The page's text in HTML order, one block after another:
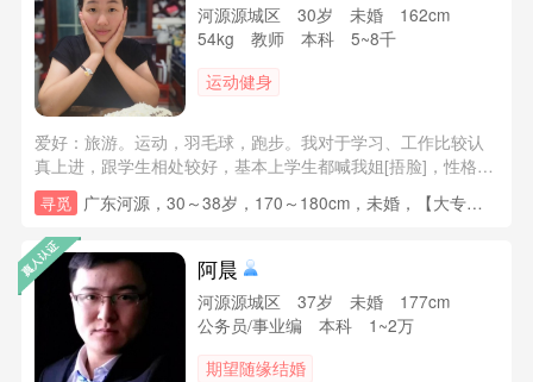
河源源城区 30岁 未婚 162cm
54kg 教师 本科 5~8千
运动健身
爱好：旅游。运动，羽毛球，跑步。我对于学习、工作比较认
真上进，跟学生相处较好，基本上学生都喊我姐[捂脸]，性格温
和友善。个人比较喜欢旅游，想着一年（寒暑假时）去一个地
方，看看不同美景。
寻觅 广东河源，30～38岁，170～180cm，未婚，【大专】【本科】，【8千~1万】【1~2万】，已购房(有贷款)，已购车(经济型)，未育，其他要求：希望对方在河源（不太喜欢异地），希望他是个有责任有担当的，宽容待人，让我觉得俩个人大于一个人的人
阿晨
河源源城区 37岁 未婚 177cm
公务员/事业编 本科 1~2万
期望随缘结婚